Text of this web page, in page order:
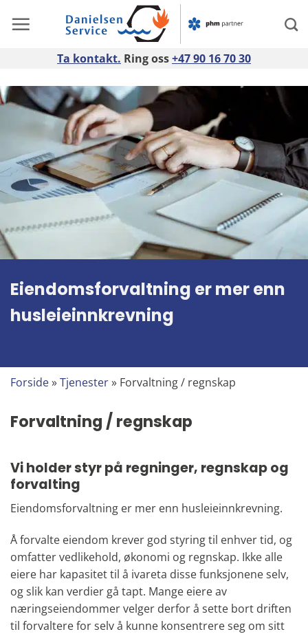
Ta kontakt. Ring oss+47 90 16 70 30
Eiendomsforvaltning er mer enn
husleieinnkrevning
Forside»Tjenester» Forvaltning / regnskap
Forvaltning / regnskap
Vi holder styr på regninger, regnskap og
forvalting
Eiendomsforvaltning er mer enn husleieinnkrevning.
Å forvalte eiendom krever god styring til enhver tid, og
omfatter vedlikehold, økonomi og regnskap. Ikke alle
eiere har kapasitet til å ivareta disse funksjonene selv,
og slik kan verdier gå tapt. Mange eiere av
næringseiendommer velger derfor å sette bort driften
til forvaltere for selv å kunne konsentrere seg om sitt